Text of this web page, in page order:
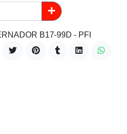
B17-99D - PFI